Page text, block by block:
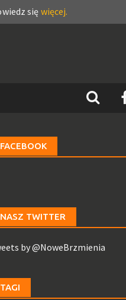
sięwięcej.
FACEBOOK
NASZ TWITTER
by @NoweBrzmienia
TAGI